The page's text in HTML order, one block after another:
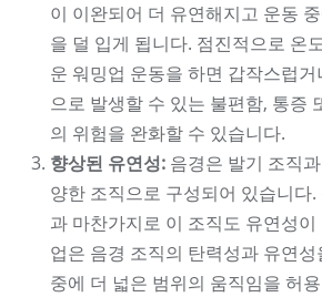
이 이완되어 더 유연해지고 운동
을 덜 입게 됩니다. 점진적으로 온
운 워밍업 운동을 하면 갑작스럽
으로 발생할 수 있는 불편함, 통증
의 위험을 완화할 수 있습니다.
향상된 유연성: 음경은 발기 조직
양한 조직으로 구성되어 있습니다
과 마찬가지로 이 조직도 유연성
업은 음경 조직의 탄력성과 유연
중에 더 넓은 범위의 움직임을 허